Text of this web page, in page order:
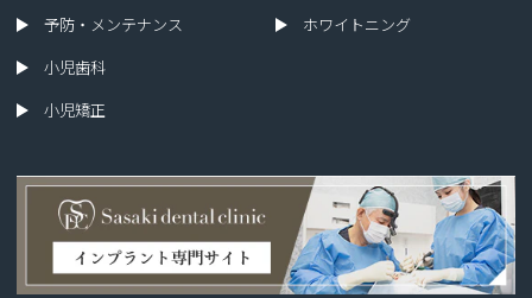
予防・メンテナンス
小児歯科
小児矯正
ホワイトニング